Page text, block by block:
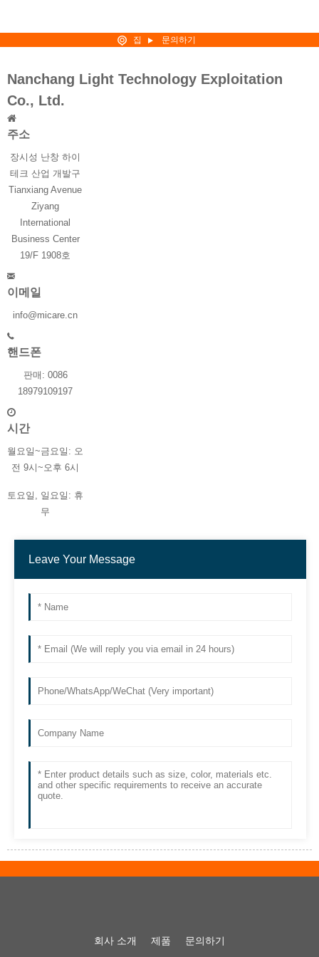
집 문의하기
Nanchang Light Technology Exploitation
Co., Ltd.
주소
장시성 난창 하이
테크 산업 개발구
Tianxiang Avenue
Ziyang
International
Business Center
19/F 1908호
이메일
info@micare.cn
핸드폰
판매: 0086
18979109197
시간
월요일~금요일: 오
전 9시~오후 6시
토요일, 일요일: 휴
무
회사 소개 제품 문의하기